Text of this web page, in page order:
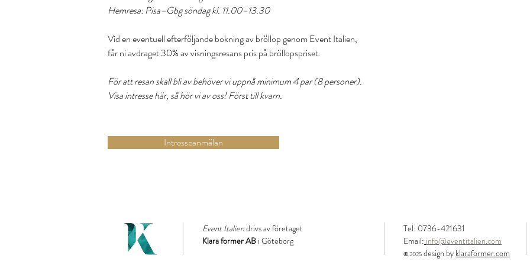
Hemresa: Pisa–Gbg söndag kl. 11.00–13.30
Vid en eventuell efterföljande bokning av bröllop genom Event Italien,
får ni avdraget 30% av visningsresans pris på bröllopspriset.
För att resan skall bli av behöver vi uppnå minimum 4 par (8 personer).
Visa intresse här, så hör vi av oss! Först till kvarn.
Intresseanmälan
Event Italiendrivs av företaget
Klara former AB i Göteborg
Tel: 0736-421631
Email: info@eventitalien.com
© 2025 design by klaraformer.com